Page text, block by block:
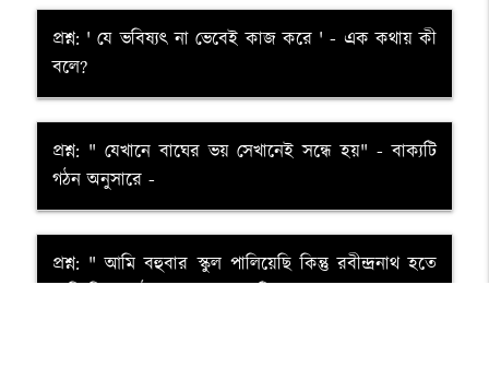
প্রশ্ন: ' যে ভবিষ্যৎ না ভেবেই কাজ করে ' - এক কথায় কী
বলে?
প্রশ্ন: " যেখানে বাঘের ভয় সেখানেই সন্ধে হয়" - বাক্যটি
গঠন অনুসারে -
প্রশ্ন: " আমি বহুবার স্কুল পালিয়েছি কিন্তু রবীন্দ্রনাথ হতে